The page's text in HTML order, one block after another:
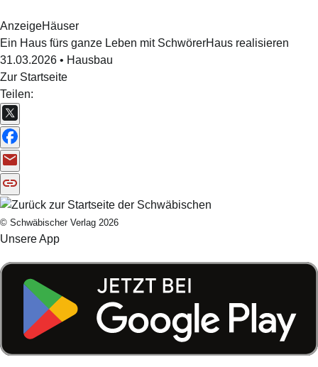
AnzeigeHäuser
Ein Haus fürs ganze Leben mit SchwörerHaus realisieren
31.03.2026 • Hausbau
Zur Startseite
Teilen:
© Schwäbischer Verlag 2026
Unsere App